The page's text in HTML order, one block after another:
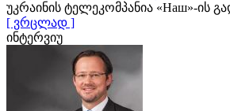
უკრაინის ტელეკომპანია «Наш»-ის
[ ვრცლად ]
ინტერვიუ